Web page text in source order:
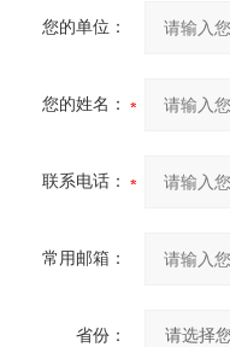
您的单位：
您的姓名：
联系电话：
常用邮箱：
省份：